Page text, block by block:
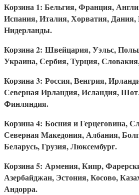
Корзина 1: Бельгия, Франция,
Испания, Италия, Хорватия, Дания,
Нидерланды.
Корзина 2: Швейцария, Уэльс,
Украина, Сербия, Турция,
Корзина 3: Россия, Венгрия,
Северная Ирландия, Исландия,
Финляндия.
Корзина 4: Босния и Герцеговина,
Северная Македония, Албания,
Беларусь, Грузия, Люксембург.
Корзина 5: Армения, Кипр,
Азербайджан, Эстония, Косово,
Андорра.